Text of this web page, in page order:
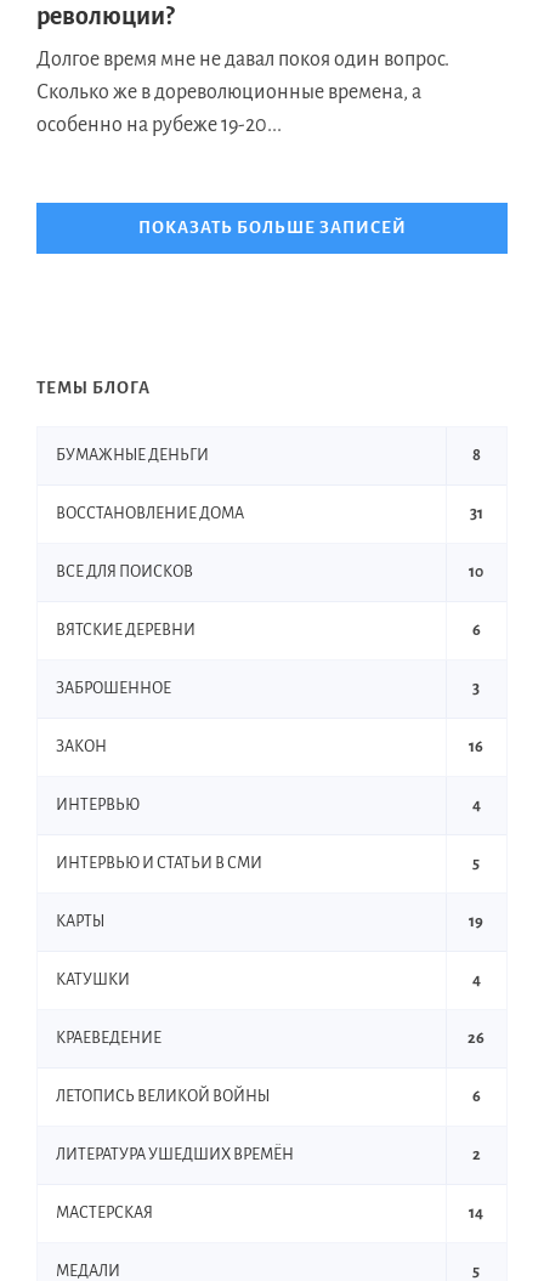
революции?
Долгое время мне не давал покоя один вопрос.
Сколько же в дореволюционные времена, а
особенно на рубеже 19-20...
ПОКАЗАТЬ БОЛЬШЕ ЗАПИСЕЙ
ТЕМЫ БЛОГА
БУМАЖНЫЕ ДЕНЬГИ 8
ВОССТАНОВЛЕНИЕ ДОМА 31
ВСЕ ДЛЯ ПОИСКОВ 10
ВЯТСКИЕ ДЕРЕВНИ 6
ЗАБРОШЕННОЕ 3
ЗАКОН 16
ИНТЕРВЬЮ 4
ИНТЕРВЬЮ И СТАТЬИ В СМИ 5
КАРТЫ 19
КАТУШКИ 4
КРАЕВЕДЕНИЕ 26
ЛЕТОПИСЬ ВЕЛИКОЙ ВОЙНЫ 6
ЛИТЕРАТУРА УШЕДШИХ ВРЕМЁН 2
МАСТЕРСКАЯ 14
МЕДАЛИ 5